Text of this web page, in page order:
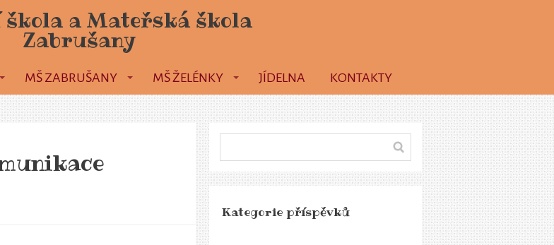
a Mateřská škola
Zabrušany
MŠ ZABRUŠANY MŠ ŽELÉNKY JÍDELNA KONTAKTY
Kategorie příspěvků